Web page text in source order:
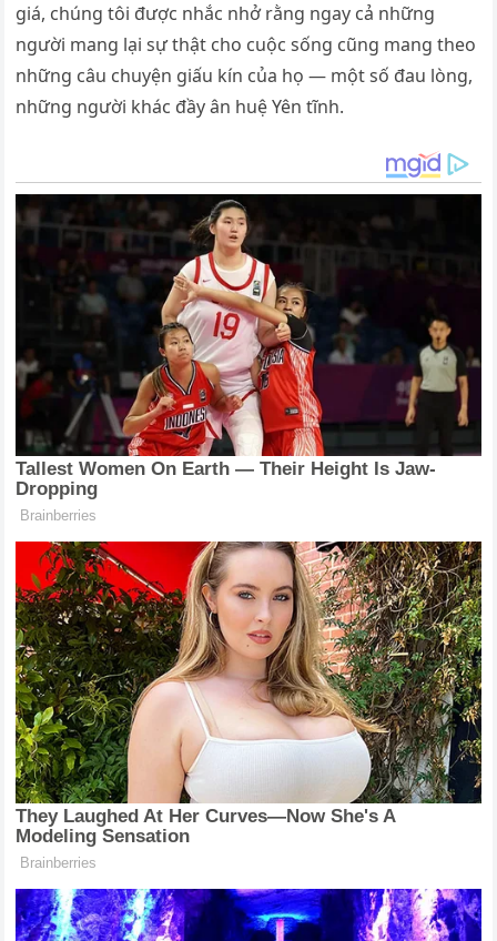
giá, chúng tôi được nhắc nhở rằng ngay cả những
người mang lại sự thật cho cuộc sống cũng mang theo
những câu chuyện giấu kín của họ — một số đau lòng,
những người khác đầy ân huệ Yên tĩnh.